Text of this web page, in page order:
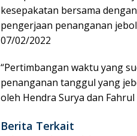
kesepakatan bersama
pengerjaan penanganan
07/02/2022
“Pertimbangan waktu yang
penanganan tanggul yang
oleh Hendra Surya dan Fahrul
Berita Terkait